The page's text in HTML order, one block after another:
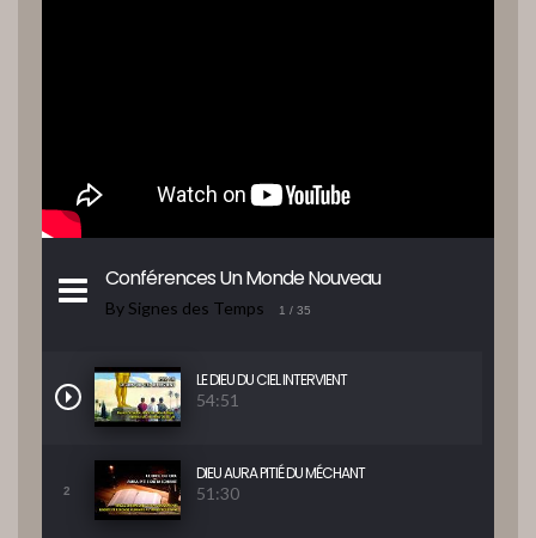
Conférences Un Monde Nouveau
By Signes des Temps 1 / 35
LE DIEU DU CIEL INTERVIENT
54:51
2
DIEU AURA PITIÉ DU MÉCHANT
51:30